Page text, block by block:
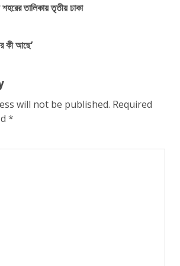
তালিকায় তৃতীয় ঢাকা
কী আছে’
will not be published. Required
*